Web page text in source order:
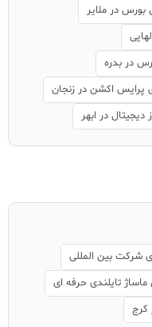
بورس در ملایر
در بدره
پرایس اکشن در زنجان
دیجیتال در ابهر
شرکت بین المللی
تایلندی حرفه ای
کرج